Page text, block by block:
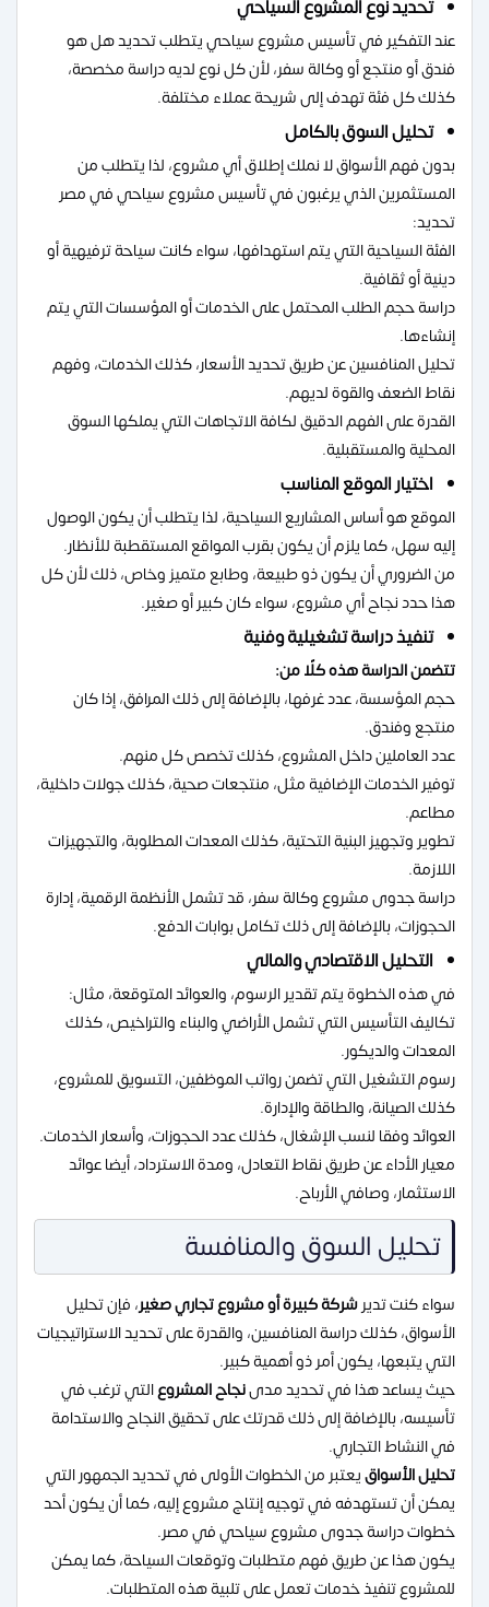
تحديد نوع المشروع السياحي
عند التفكير في تأسيس مشروع سياحي يتطلب تحديد هل هو
فندق أو منتجع أو وكالة سفر، لأن كل نوع لديه دراسة مخصصة،
كذلك كل فئة تهدف إلى شريحة عملاء مختلفة.
تحليل السوق بالكامل
بدون فهم الأسواق لا نملك إطلاق أي مشروع، لذا يتطلب من
المستثمرين الذي يرغبون في تأسيس مشروع سياحي في مصر
تحديد:
الفئة السياحية التي يتم استهدافها، سواء كانت سياحة ترفيهية أو
دينية أو ثقافية.
دراسة حجم الطلب المحتمل على الخدمات أو المؤسسات التي يتم
إنشاءها.
تحليل المنافسين عن طريق تحديد الأسعار، كذلك الخدمات، وفهم
نقاط الضعف والقوة لديهم.
القدرة على الفهم الدقيق لكافة الاتجاهات التي يملكها السوق
المحلية والمستقبلية.
اختيار الموقع المناسب
الموقع هو أساس المشاريع السياحية، لذا يتطلب أن يكون الوصول
إليه سهل، كما يلزم أن يكون بقرب المواقع المستقطبة للأنظار.
من الضروري أن يكون ذو طبيعة، وطابع متميز وخاص، ذلك لأن كل
هذا حدد نجاح أي مشروع، سواء كان كبير أو صغير.
تنفيذ دراسة تشغيلية وفنية
تتضمن الدراسة هذه كلًا من:
حجم المؤسسة، عدد غرفها، بالإضافة إلى ذلك المرافق، إذا كان
منتجع وفندق.
عدد العاملين داخل المشروع، كذلك تخصص كل منهم.
توفير الخدمات الإضافية مثل، منتجعات صحية، كذلك جولات داخلية،
مطاعم.
تطوير وتجهيز البنية التحتية، كذلك المعدات المطلوبة، والتجهيزات
اللازمة.
دراسة جدوى مشروع وكالة سفر، قد تشمل الأنظمة الرقمية، إدارة
الحجوزات، بالإضافة إلى ذلك تكامل بوابات الدفع.
التحليل الاقتصادي والمالي
في هذه الخطوة يتم تقدير الرسوم، والعوائد المتوقعة، مثال:
تكاليف التأسيس التي تشمل الأراضي والبناء والتراخيص، كذلك
المعدات والديكور.
رسوم التشغيل التي تضمن رواتب الموظفين، التسويق للمشروع،
كذلك الصيانة، والطاقة والإدارة.
العوائد وفقا لنسب الإشغال، كذلك عدد الحجوزات، وأسعار الخدمات.
معيار الأداء عن طريق نقاط التعادل، ومدة الاسترداد، أيضا عوائد
الاستثمار، وصافي الأرباح.
تحليل السوق والمنافسة
سواء كنت تدير شركة كبيرةأو مشروع تجاري صغير، فإن تحليل
الأسواق، كذلك دراسة المنافسين، والقدرة على تحديد الاستراتيجيات
التي يتبعها، يكون أمر ذو أهمية كبير.
حيث يساعد هذا في تحديد مدىنجاح المشروعالتي ترغب في
تأسيسه، بالإضافة إلى ذلك قدرتك على تحقيق النجاح والاستدامة
في النشاط التجاري.
تحليل الأسواقيعتبر من الخطوات الأولى في تحديد الجمهور التي
يمكن أن تستهدفه في توجيه إنتاج مشروع إليه، كما أن يكون أحد
خطوات دراسة جدوى مشروع سياحي في مصر.
يكون هذا عن طريق فهم متطلبات وتوقعات السياحة، كما يمكن
للمشروع تنفيذ خدمات تعمل على تلبية هذه المتطلبات.